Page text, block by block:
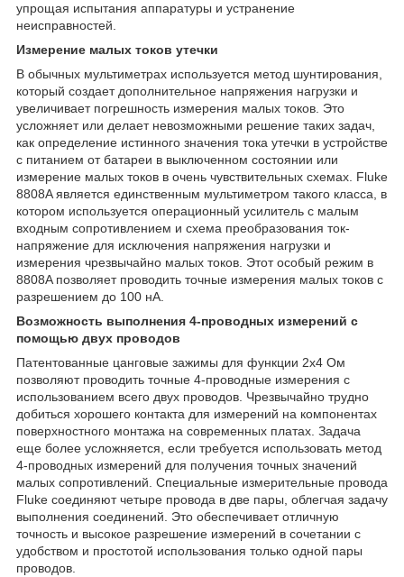
упрощая испытания аппаратуры и устранение
неисправностей.
Измерение малых токов утечки
В обычных мультиметрах используется метод шунтирования,
который создает дополнительное напряжения нагрузки и
увеличивает погрешность измерения малых токов. Это
усложняет или делает невозможными решение таких задач,
как определение истинного значения тока утечки в устройстве
с питанием от батареи в выключенном состоянии или
измерение малых токов в очень чувствительных схемах. Fluke
8808A является единственным мультиметром такого класса, в
котором используется операционный усилитель с малым
входным сопротивлением и схема преобразования ток-
напряжение для исключения напряжения нагрузки и
измерения чрезвычайно малых токов. Этот особый режим в
8808A позволяет проводить точные измерения малых токов с
разрешением до 100 нА.
Возможность выполнения 4-проводных измерений с
помощью двух проводов
Патентованные цанговые зажимы для функции 2x4 Ом
позволяют проводить точные 4-проводные измерения с
использованием всего двух проводов. Чрезвычайно трудно
добиться хорошего контакта для измерений на компонентах
поверхностного монтажа на современных платах. Задача
еще более усложняется, если требуется использовать метод
4-проводных измерений для получения точных значений
малых сопротивлений. Специальные измерительные провода
Fluke соединяют четыре провода в две пары, облегчая задачу
выполнения соединений. Это обеспечивает отличную
точность и высокое разрешение измерений в сочетании с
удобством и простотой использования только одной пары
проводов.